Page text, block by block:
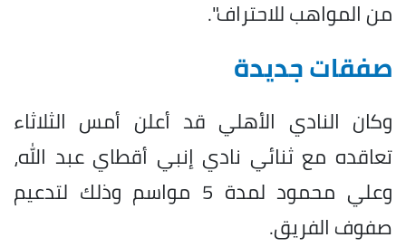
من المواهب للاحتراف".
صفقات جديدة
وكان النادي الأهلي قد أعلن أمس الثلاثاء
تعاقده مع ثنائي نادي إنبي أقطاي عبد الله،
وعلي محمود لمدة 5 مواسم وذلك لتدعيم
صفوف الفريق.